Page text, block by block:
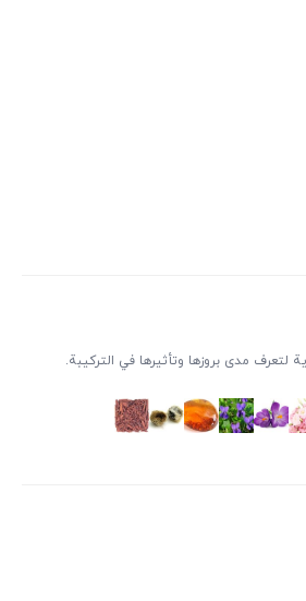
لتعرف مدى بروزها وتأثيرها في التركيبة.